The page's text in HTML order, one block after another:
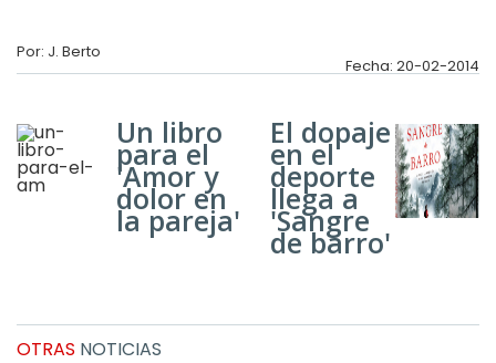
Por: J. Berto
Fecha: 20-02-2014
Un libro
para el
'Amor y
dolor en
la pareja'
El dopaje
en el
deporte
llega a
'Sangre
de barro'
OTRAS NOTICIAS